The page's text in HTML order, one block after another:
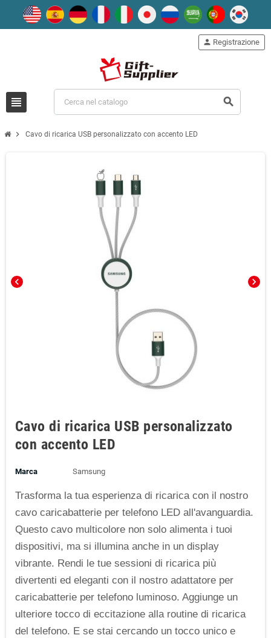
view_headline search
person Registrazione
chevron_right Cavo di ricarica USB personalizzato con accento LED
chevron_left chevron_right
Cavo di ricarica USB personalizzato
con accento LED
Marca Samsung
Trasforma la tua esperienza di ricarica con il nostro
cavo caricabatterie per telefono LED all'avanguardia.
Questo cavo multicolore non solo alimenta i tuoi
dispositivi, ma si illumina anche in un display
vibrante. Rendi le tue sessioni di ricarica più
divertenti ed eleganti con il nostro adattatore per
caricabatterie per telefono luminoso. Aggiunge un
ulteriore tocco di eccitazione alla routine di ricarica
del telefono. E se stai cercando un tocco unico e